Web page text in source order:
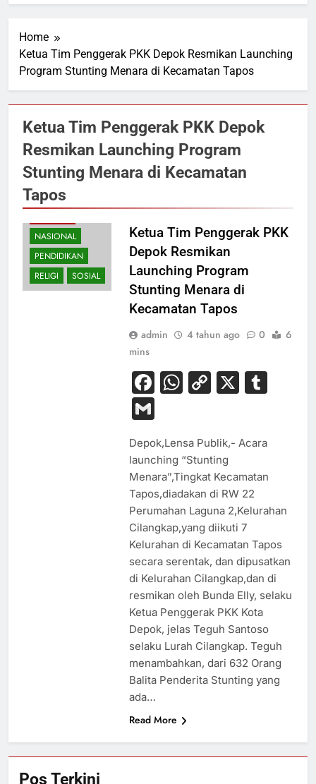
Home
Ketua Tim Penggerak PKK Depok Resmikan Launching
Program Stunting Menara di Kecamatan Tapos
Ketua Tim Penggerak PKK Depok
Resmikan Launching Program
Stunting Menara di Kecamatan
Tapos
NASIONAL
PENDIDIKAN
RELIGI
SOSIAL
Ketua Tim Penggerak PKK
Depok Resmikan
Launching Program
Stunting Menara di
Kecamatan Tapos
admin 4 tahun ago 0
6
mins
Facebook
WhatsApp
Copy
X
Gmail
Depok,Lensa Publik,- Acara
launching “Stunting
Menara”,Tingkat Kecamatan
Tapos,diadakan di RW 22
Perumahan Laguna 2,Kelurahan
Cilangkap,yang diikuti 7
Kelurahan di Kecamatan Tapos
secara serentak, dan dipusatkan
di Kelurahan Cilangkap,dan di
resmikan oleh Bunda Elly, selaku
Ketua Penggerak PKK Kota
Depok, jelas Teguh Santoso
selaku Lurah Cilangkap. Teguh
menambahkan, dari 632 Orang
Balita Penderita Stunting yang
ada…
Read More
Pos Terkini